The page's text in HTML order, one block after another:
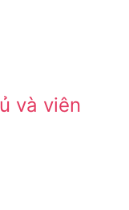
và viên